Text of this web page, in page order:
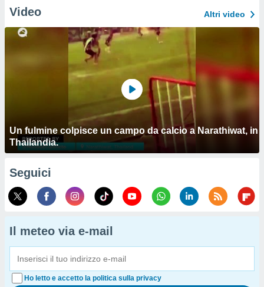
Video Altri video
Un fulmine colpisce un campo da calcio a Narathiwat, in
Thailandia.
Seguici
Il meteo via e-mail
Ho letto e accetto la politica sulla privacy